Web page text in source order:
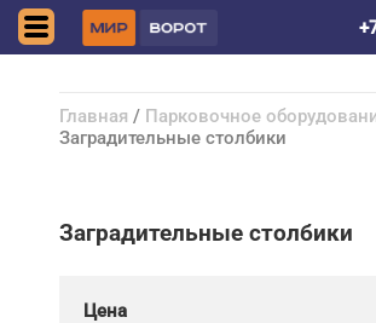
Главная / Парковочное
Заградительные столбики
Заградительные столбики
Цена